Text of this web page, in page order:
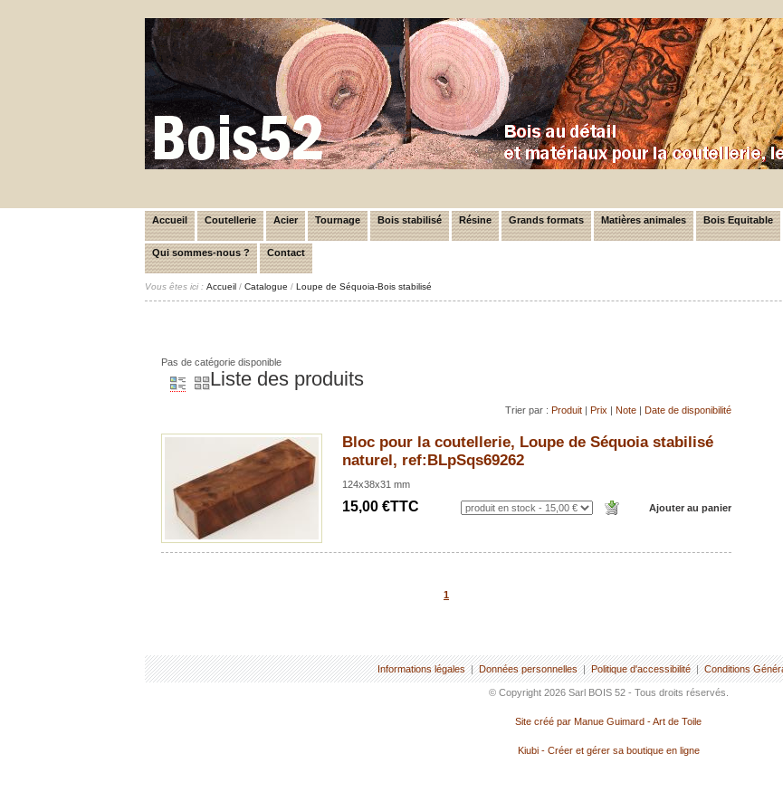
Accueil Coutellerie Acier Tournage Bois stabilisé Résine Grands formats Matières animales Bois Equitable
Qui sommes-nous ? Contact
Vous êtes ici : Accueil / Catalogue / Loupe de Séquoia-Bois stabilisé
Pas de catégorie disponible
Liste des produits
Trier par : Produit | Prix | Note | Date de disponibilité
Bloc pour la coutellerie, Loupe de Séquoia stabilisé
naturel, ref:BLpSqs69262
124x38x31 mm
15,00 €TTC
1
Informations légales | Données personnelles | Politique d'accessibilité | Conditions
© Copyright 2026 Sarl BOIS 52 - Tous droits réservés.
Site créé par Manue Guimard - Art de Toile
Kiubi - Créer et gérer sa boutique en ligne